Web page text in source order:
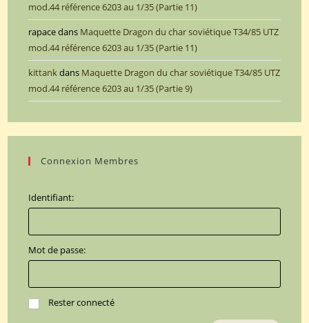
mod.44 référence 6203 au 1/35 (Partie 11)
rapacedans Maquette Dragon du char soviétique T34/85 UTZ
mod.44 référence 6203 au 1/35 (Partie 11)
kittankdans Maquette Dragon du char soviétique T34/85 UTZ
mod.44 référence 6203 au 1/35 (Partie 9)
Connexion Membres
Identifiant:
Mot de passe:
Rester connecté